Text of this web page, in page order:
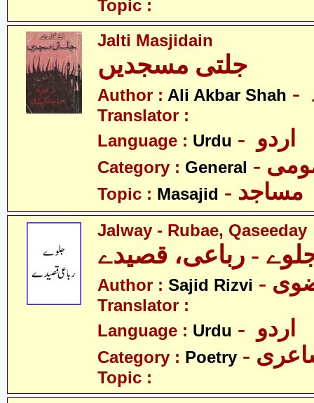
Topic :
Jalti Masjidain
جلتی مسجدیں
Author : Ali Akbar Shah
Translator :
Language : Urdu
Category : General
Topic : Masajid - مساجد
Jalway - Rubae, Qaseeday
- رباعی، قصیدے
Author : Sajid Rizvi
Translator :
Language : Urdu
Category : Poetry
Topic :